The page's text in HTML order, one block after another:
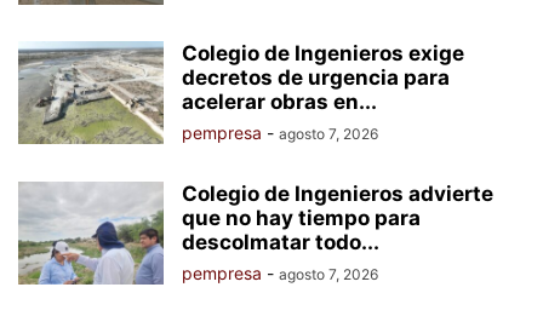
Colegio de Ingenieros exige
decretos de urgencia para
acelerar obras en...
pempresa - agosto 7, 2026
Colegio de Ingenieros advierte
que no hay tiempo para
descolmatar todo...
pempresa - agosto 7, 2026